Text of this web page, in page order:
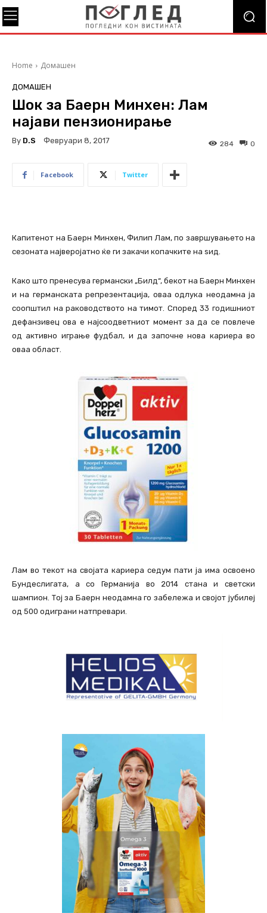
Home Домашен
ДОМАШЕН
Шок за Баерн Минхен: Лам
најави пензионирање
By D.S Февруари 8, 2017 0
284
Facebook Twitter
Капитенот на Баерн Минхен, Филип Лам, по завршувањето на
сезоната најверојатно ќе ги закачи копачките на ѕид.
Како што пренесува германски „Билд“, бекот на Баерн Минхен
и на германската репрезентација, оваа одлука неодамна ја
соопштил на раководството на тимот. Според 33 годишниот
дефанзивец ова е најсоодветниот момент за да се повлече
од активно играње фудбал, и да започне нова кариера во
оваа област.
Лам во текот на својата кариера седум пати ја има освоено
Бундеслигата, а со Германија во 2014 стана и светски
шампион. Тој за Баерн неодамна го забележа и својот јубилеј
од 500 одиграни натпревари.